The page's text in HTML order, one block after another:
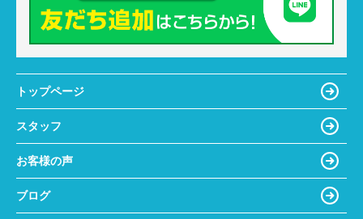
トップページ
スタッフ
お客様の声
ブログ